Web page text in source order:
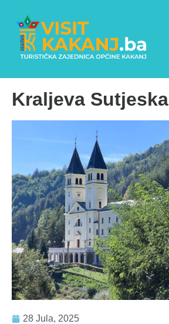
Kraljeva Sutjeska
28 Jula, 2025